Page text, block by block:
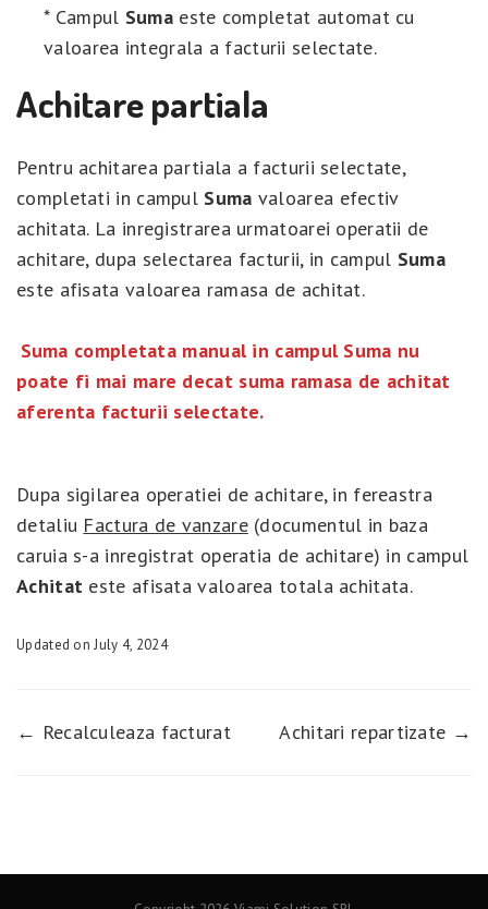
* Campul Sumaeste completat automat cu
valoarea integrala a facturii selectate.
Achitare partiala
Pentru achitarea partiala a facturii selectate,
completati in campul Suma valoarea efectiv
achitata. La inregistrarea urmatoarei operatii de
achitare, dupa selectarea facturii, in campul Suma
este afisata valoarea ramasa de achitat.
Suma completata manual in campul Suma nu
poate fi mai mare decat suma ramasa de achitat
aferenta facturii selectate.
Dupa sigilarea operatiei de achitare, in fereastra
detaliu Factura de vanzare(documentul in baza
caruia s-a inregistrat operatia de achitare) in campul
Achitat este afisata valoarea totala achitata.
Updated on July 4, 2024
← Recalculeaza facturat Achitari repartizate →